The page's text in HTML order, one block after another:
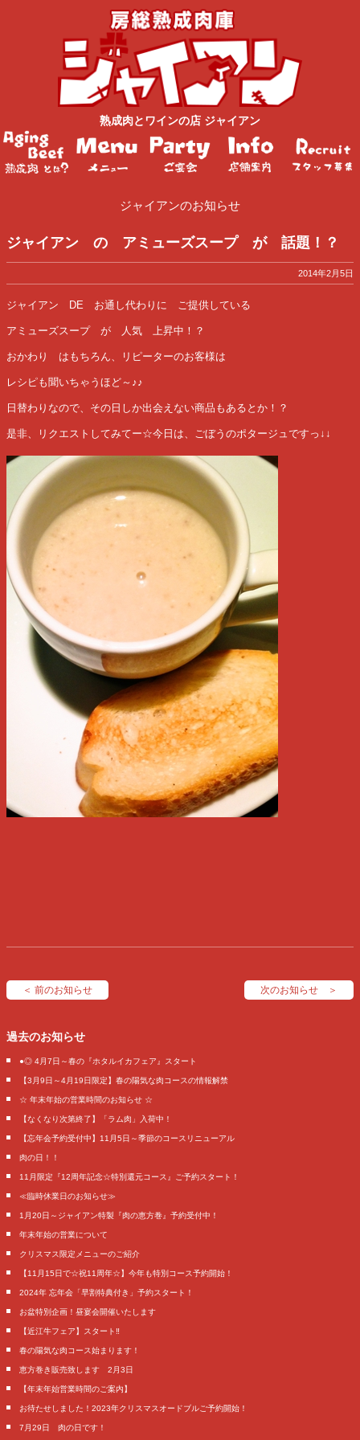
熟成肉と ワインの店 ジャイアン
ジャイアンのお知らせ
ジャイアン の アミューズスープ が 話題！？
2014年2月5日
ジャイアン DE お通し代わりに ご提供している
アミューズスープ が 人気 上昇中！？
おかわり はもちろん、リピーターのお客様は
レシピも聞いちゃうほど～♪♪
日替わりなので、その日しか出会えない商品もあるとか！？
是非、リクエストしてみてー☆今日は、ごぼうのポタージュですっ↓↓
＜ 前のお知らせ 次のお知らせ ＞
過去のお知らせ
●◎ 4月7日～春の『ホタルイカフェア』スタート
【3月9日～4月19日限定】春の陽気な肉コースの情報解禁
☆ 年末年始の営業時間のお知らせ ☆
【なくなり次第終了】「ラム肉」入荷中！
【忘年会予約受付中】11月5日～季節のコースリニューアル
肉の日！！
11月限定『12周年記念☆特別還元コース』ご予約スタート！
≪臨時休業日のお知らせ≫
1月20日～ジャイアン特製『肉の恵方巻』予約受付中！
年末年始の営業について
クリスマス限定メニューのご紹介
【11月15日で☆祝11周年☆】今年も特別コース予約開始！
2024年 忘年会「早割特典付き」予約スタート！
お盆特別企画！昼宴会開催いたします
【近江牛フェア】スタート‼️
春の陽気な肉コース始まります！
恵方巻き販売致します 2月3日
【年末年始営業時間のご案内】
お待たせしました！2023年クリスマスオードブルご予約開始！
7月29日 肉の日です！